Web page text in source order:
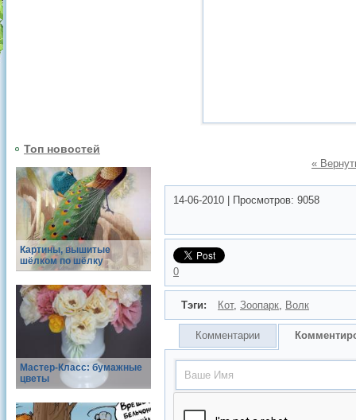
Топ новостей
Картины, вышитые
шёлком по шёлку
Мастер-Класс: бумажные
цветы
«
14-06-2010 Просмотров: 9058
0
Тэги: Кот, Зоопарк, Волк
Комментарии